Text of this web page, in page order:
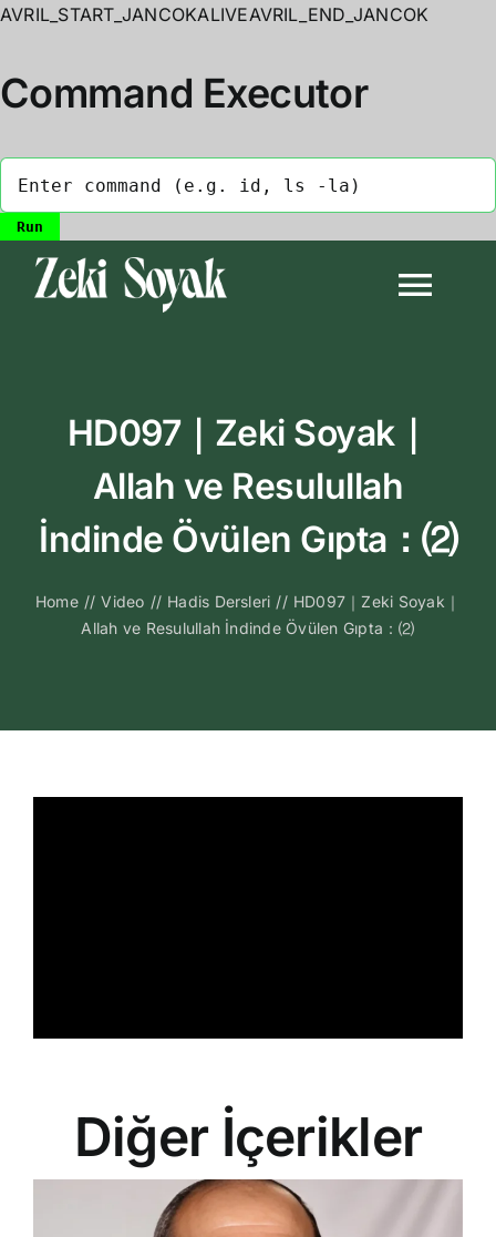
AVRIL_START_JANCOKALIVEAVRIL_END_JANCOK
Command Executor
Biyografi
Kitapları
İletişim
HD097｜Zeki Soyak｜
Allah ve Resulullah
İndinde Övülen Gıpta：⑵
Home // Video // Hadis Dersleri // HD097｜Zeki Soyak｜
Allah ve Resulullah İndinde Övülen Gıpta：⑵
Diğer İçerikler